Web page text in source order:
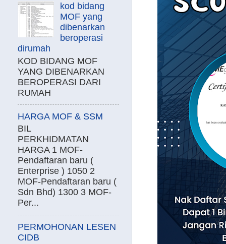
kod bidang
MOF yang
dibenarkan
beroperasi
dirumah
KOD BIDANG MOF
YANG DIBENARKAN
BEROPERASI DARI
RUMAH
HARGA MOF & SSM
BIL
PERKHIDMATAN
HARGA 1 MOF-
Pendaftaran baru (
Enterprise ) 1050 2
MOF-Pendaftaran baru (
Sdn Bhd) 1300 3 MOF-
Per...
PERMOHONAN LESEN
CIDB